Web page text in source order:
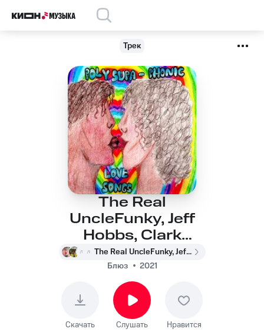
Трек
The Real
UncleFunky, Jeff
Hobbs, Clark
Sims, Pierre Paker -
Saint James
The Real UncleFunky, Jeff Hobbs, Clark Sims, Pierre Paker
Блюз
2021
Скачать Слушать Нравится